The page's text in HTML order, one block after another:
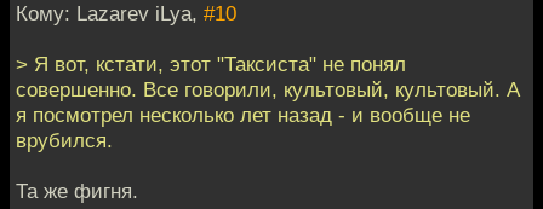
Кому: Lazarev iLya, #10
> Я вот, кстати, этот "Таксиста" не понял
совершенно. Все говорили, культовый, культовый. А
я посмотрел несколько лет назад - и вообще не
врубился.
Та же фигня.